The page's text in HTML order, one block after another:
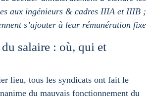
aux ingénieurs & cadres IIIA et IIIB ;
s’ajouter à leur rémunération fixe
salaire : où, qui et
lieu, tous les syndicats ont fait le
du mauvais fonctionnement du